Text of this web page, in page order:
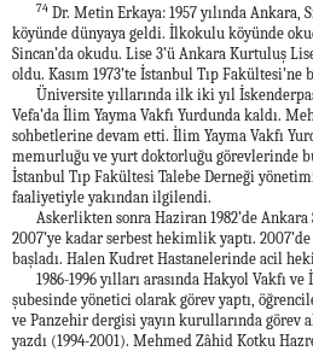
74 Dr. Metin Erkaya: 1957 yılında Ankara,
köyünde dünyaya geldi. İlkokulu köyünde
Sincan’da okudu. Lise 3’ü Ankara Kurtuluş
oldu. Kasım 1973’te İstanbul Tıp Fakültesi’ne
Üniversite yıllarında ilk iki yıl
Vefa’da İlim Yayma Vakfı Yurdunda kaldı.
sohbetlerine devam etti. İlim Yayma Vakfı
memurluğu ve yurt doktorluğu görevlerinde
İstanbul Tıp Fakültesi Talebe Derneği
faaliyetiyle yakından ilgilendi.
Askerlikten sonra Haziran 1982’de Ankara
2007’ye kadar serbest hekimlik yaptı.
başladı. Halen Kudret Hastanelerinde acil
1986-1996 yılları arasında Hakyol Vakfı
şubesinde yönetici olarak görev yaptı,
ve Panzehir dergisi yayın kurullarında görev
yazdı (1994-2001). Mehmed Zâhid Kotku